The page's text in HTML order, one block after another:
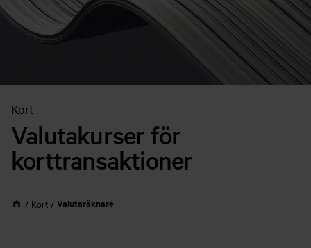
Kort
Valutakurser för
korttransaktioner
Kort Valutaräknare